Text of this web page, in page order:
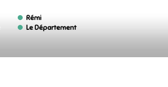
Rémi
Le Département